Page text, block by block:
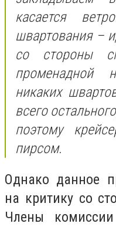
касается
швартования –
со стороны
променадной
никаких
всего
поэтому
пирсом.
Однако данное
на критику со
Члены